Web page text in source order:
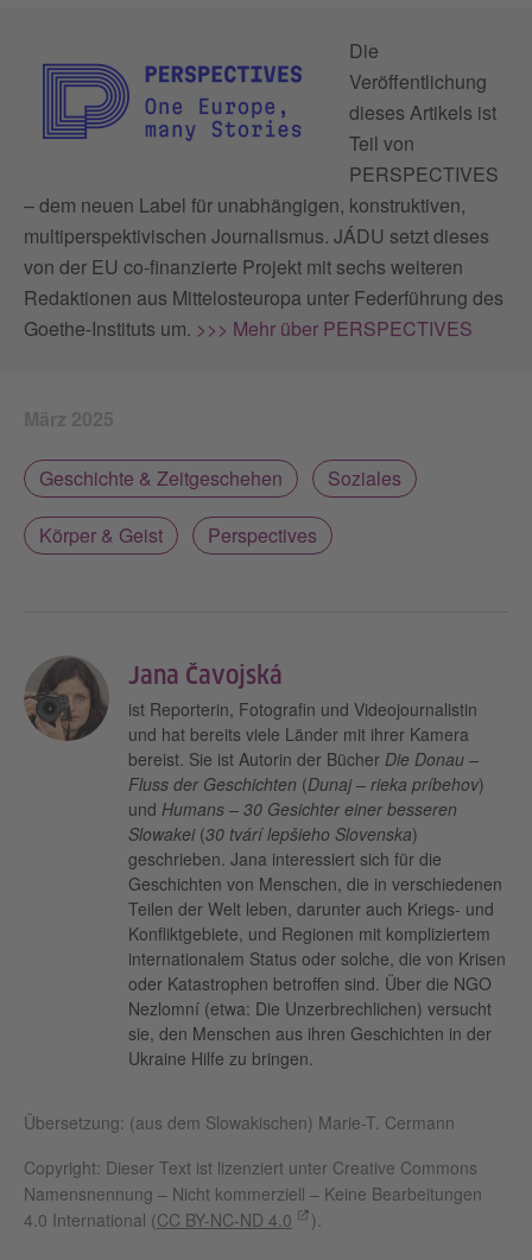
Die
Veröffentlichung
dieses Artikels ist
Teil von
PERSPECTIVES
– dem neuen Label für unabhängigen, konstruktiven,
multiperspektivischen Journalismus. JÁDU setzt dieses
von der EU co-finanzierte Projekt mit sechs weiteren
Redaktionen aus Mittelosteuropa unter Federführung des
Goethe-Instituts um. >>> Mehr über PERSPECTIVES
März 2025
Geschichte & Zeitgeschehen Soziales
Körper & Geist Perspectives
Jana Čavojská
ist Reporterin, Fotografin und Videojournalistin
und hat bereits viele Länder mit ihrer Kamera
bereist. Sie ist Autorin der Bücher Die Donau –
Fluss der Geschichten (Dunaj – rieka príbehov)
und Humans – 30 Gesichter einer besseren
Slowakei(30 tvárí lepšieho Slovenska)
geschrieben. Jana interessiert sich für die
Geschichten von Menschen, die in verschiedenen
Teilen der Welt leben, darunter auch Kriegs- und
Konfliktgebiete, und Regionen mit kompliziertem
internationalem Status oder solche, die von Krisen
oder Katastrophen betroffen sind. Über die NGO
Nezlomní (etwa: Die Unzerbrechlichen) versucht
sie, den Menschen aus ihren Geschichten in der
Ukraine Hilfe zu bringen.
Übersetzung: (aus dem Slowakischen) Marie-T. Cermann
Copyright: Dieser Text ist lizenziert unter Creative Commons
Namensnennung – Nicht kommerziell – Keine Bearbeitungen
4.0 International (CC BY-NC-ND 4.0 ).